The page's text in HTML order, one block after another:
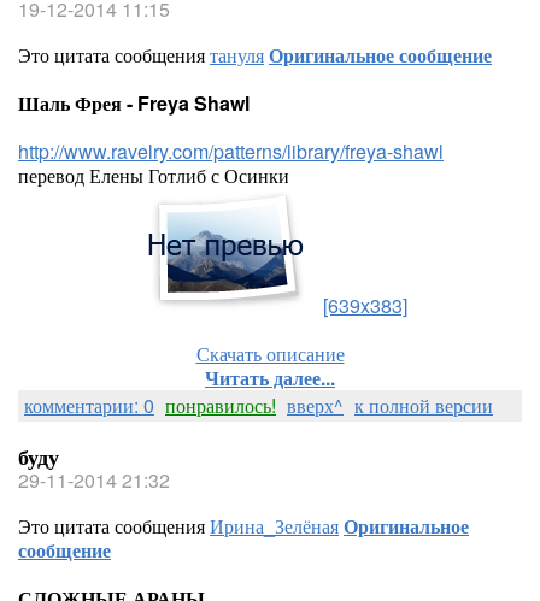
19-12-2014 11:15
Это цитата сообщениятануляОригинальное сообщение
Шаль Фрея - Freya Shawl
http://www.ravelry.com/patterns/library/freya-shawl
перевод Елены Готлиб с Осинки
[639x383]
Скачать описание
Читать далее...
комментарии: 0 понравилось! вверх^ к полной версии
буду
29-11-2014 21:32
Это цитата сообщенияИрина_ЗелёнаяОригинальное
сообщение